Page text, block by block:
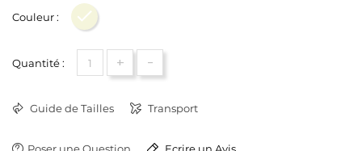
Couleur : Beige
Quantité : + -
Guide de Tailles Transport